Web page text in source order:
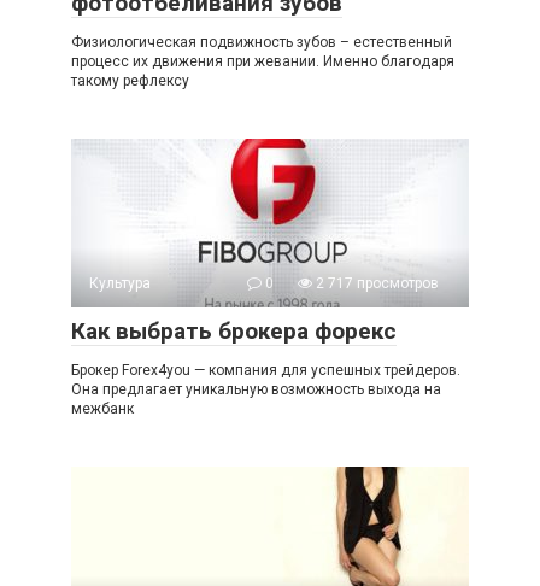
Физиологическая подвижность зубов – естественный
процесс их движения при жевании. Именно благодаря
такому рефлексу
Культура 0 2 717 просмотров
Как выбрать брокера форекс
Брокер Forex4you — компания для успешных трейдеров.
Она предлагает уникальную возможность выхода на
межбанк